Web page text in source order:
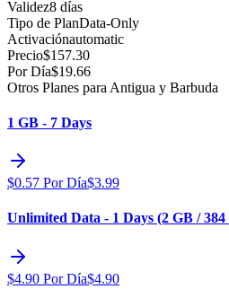
Validez8 días
Tipo de PlanData-Only
Activaciónautomatic
Precio$157.30
Por Día$19.66
Otros Planes para Antigua y Barbuda
1 GB - 7 Days
$0.57 Por Día$3.99
Unlimited Data - 1 Days (2 GB /
$4.90 Por Día$4.90